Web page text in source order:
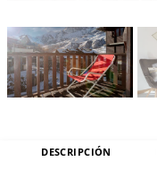
DESCRIPCIÓN